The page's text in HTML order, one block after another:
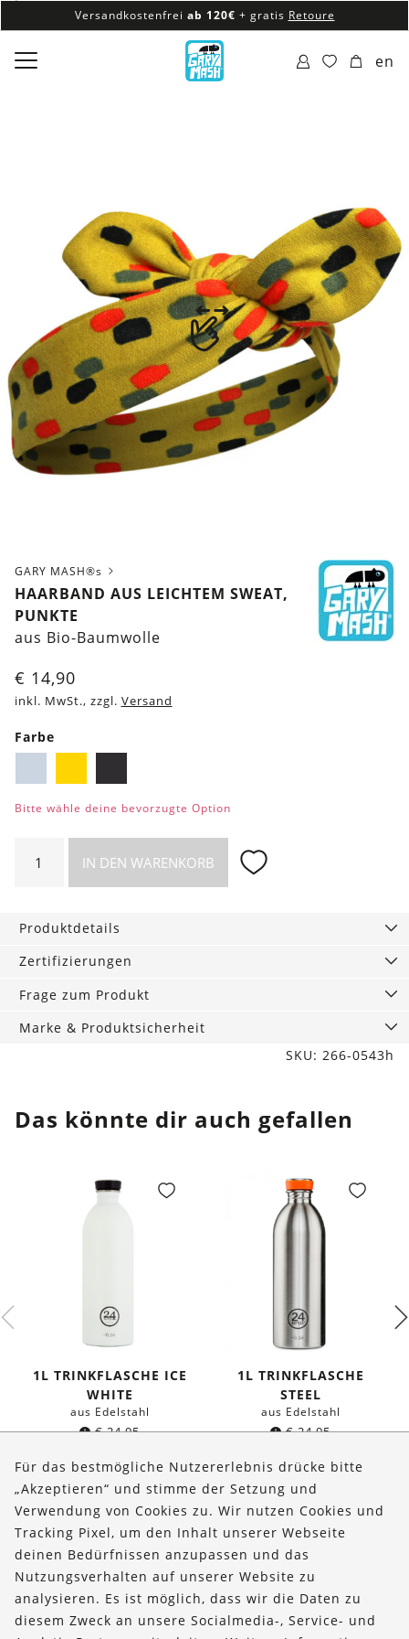
Versandkostenfrei ab 120€ + gratis Retoure
100% veganes & fair produziertes Sortiment
Versandkostenfrei ab 120€
en
GARY MASH®s
HAARBAND AUS LEICHTEM SWEAT,
PUNKTE
aus Bio-Baumwolle
€ 14,90
inkl. MwSt., zzgl. Versand
Farbe
Bitte wähle deine bevorzugte Option
leichtem
Punkte
Menge
IN DEN WARENKORB
Produktdetails
Zertifizierungen
Frage zum Produkt
Marke & Produktsicherheit
SKU: 266-0543h
Das könnte dir auch gefallen
1L TRINKFLASCHE ICE
WHITE
aus Edelstahl
€24,95
1L TRINKFLASCHE
STEEL
aus Edelstahl
€24,95
Über uns
Bestellungen
Kontakt & Hilfe
FOLLOW US
Für das bestmögliche Nutzererlebnis drücke bitte
„Akzeptieren“ und stimme der Setzung und
Verwendung von Cookies zu. Wir nutzen Cookies und
Tracking Pixel, um den Inhalt unserer Webseite
deinen Bedürfnissen anzupassen und das
Nutzungsverhalten auf unserer Website zu
analysieren. Es ist möglich, dass wir die Daten zu
diesem Zweck an unsere Socialmedia-, Service- und